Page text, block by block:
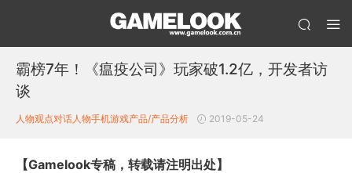
霸榜7年！《瘟疫公司》玩家破1.2亿，开发者访
谈
人物观点对话人物手机游戏产品/产品分析 2019-05-24
【Gamelook专稿，转载请注明出处】